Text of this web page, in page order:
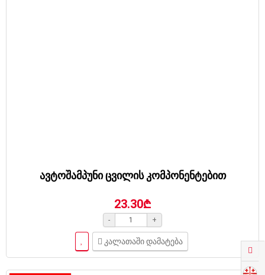
ავტოშამპუნი ცვილის კომპონენტებით
23.30₾
- +
კალათაში დამატება